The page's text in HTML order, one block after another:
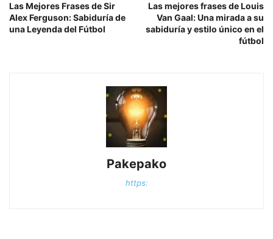
Las Mejores Frases de Sir
Alex Ferguson: Sabiduría de
una Leyenda del Fútbol
Las mejores frases de Louis
Van Gaal: Una mirada a su
sabiduría y estilo único en el
fútbol
Pakepako
https: